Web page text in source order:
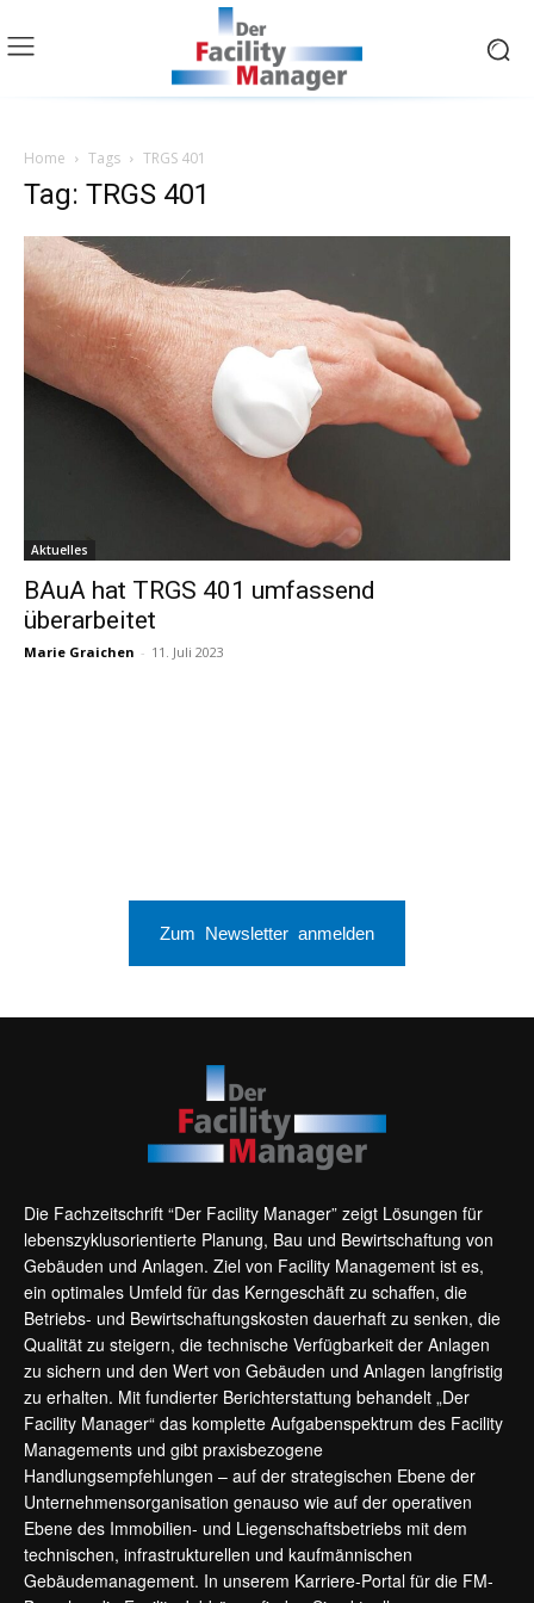
Home Tags TRGS 401
Tag: TRGS 401
Aktuelles
BAuA hat TRGS 401 umfassend
überarbeitet
Marie Graichen - 11. Juli 2023
Zum Newsletter anmelden
Die Fachzeitschrift “Der Facility Manager” zeigt Lösungen für
lebenszyklusorientierte Planung, Bau und Bewirtschaftung von
Gebäuden und Anlagen. Ziel von Facility Management ist es,
ein optimales Umfeld für das Kerngeschäft zu schaffen, die
Betriebs- und Bewirtschaftungskosten dauerhaft zu senken, die
Qualität zu steigern, die technische Verfügbarkeit der Anlagen
zu sichern und den Wert von Gebäuden und Anlagen langfristig
zu erhalten. Mit fundierter Berichterstattung behandelt „Der
Facility Manager“ das komplette Aufgabenspektrum des Facility
Managements und gibt praxisbezogene
Handlungsempfehlungen – auf der strategischen Ebene der
Unternehmensorganisation genauso wie auf der operativen
Ebene des Immobilien- und Liegenschaftsbetriebs mit dem
technischen, infrastrukturellen und kaufmännischen
Gebäudemanagement. In unserem Karriere-Portal für die FM-